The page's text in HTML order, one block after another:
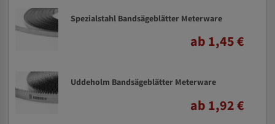
Spezialstahl Bandsägeblätter Meterware
ab 1,45 €
Uddeholm Bandsägeblätter Meterware
ab 1,92 €